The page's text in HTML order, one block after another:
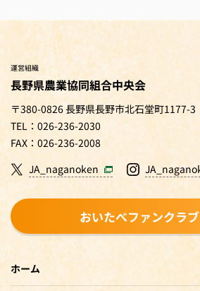
運営組織
長野県農業協同組合中央会
〒380-0826 長野県長野市北石堂町1177-3
TEL：026-236-2030
FAX：026-236-2008
JA_naganoken
おいたべファンクラブ
ホーム